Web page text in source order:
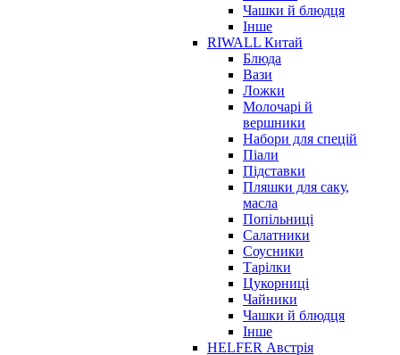
Чашки й блюдця
Інше
RIWALL Китай
Блюда
Вази
Ложки
Молочарі й
вершники
Набори для спецій
Піали
Підставки
Пляшки для саку,
масла
Попільниці
Салатники
Соусники
Тарілки
Цукорниці
Чайники
Чашки й блюдця
Інше
HELFER Австрія